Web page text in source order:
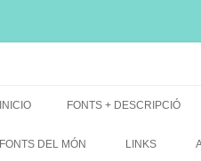
INICIO FONTS + DESCRIPCIÓ
FONTS DEL MÓN LINKS